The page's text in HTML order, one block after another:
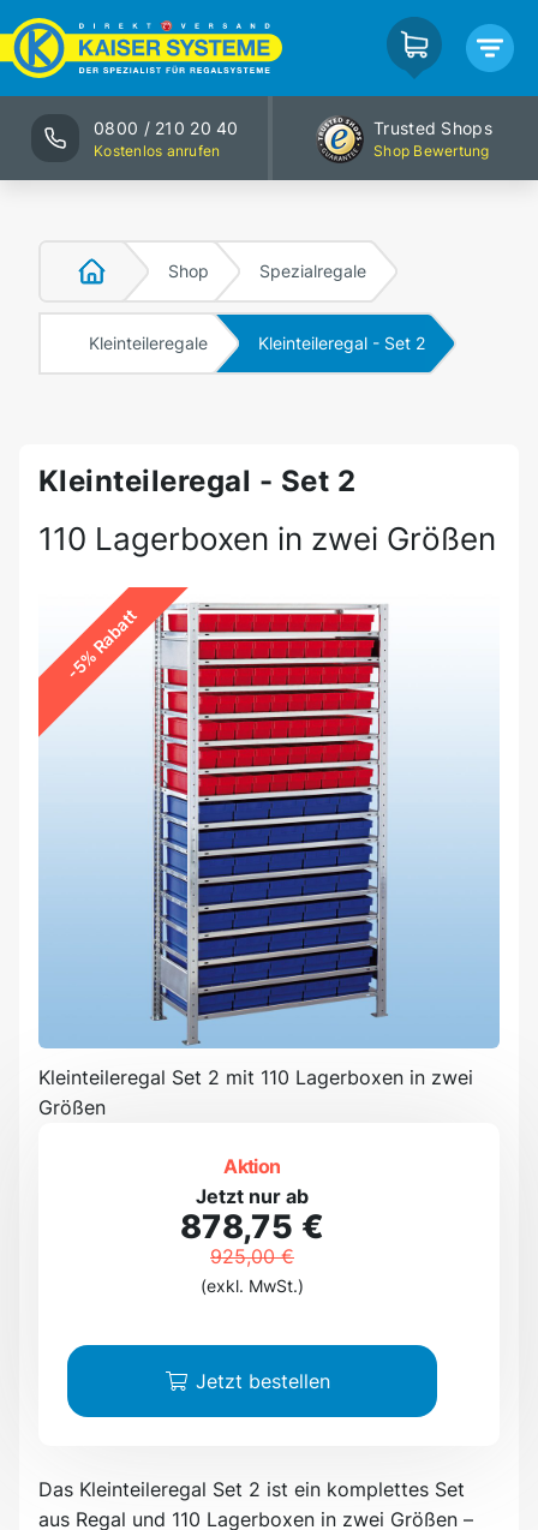
0800 / 210 20 40
Kostenlos anrufen
Trusted Shops
Shop Bewertung
Shop Spezialregale
Kleinteileregale Kleinteileregal - Set 2
Kleinteileregal - Set 2
110 Lagerboxen in zwei Größen
-5% Rabatt
Kleinteileregal Set 2 mit 110 Lagerboxen in zwei
Größen
Aktion
Jetzt nur ab
878,75 €
925,00 €
(exkl. MwSt.)
Jetzt bestellen
Das Kleinteileregal Set 2 ist ein komplettes Set
aus Regal und 110 Lagerboxen in zwei Größen –